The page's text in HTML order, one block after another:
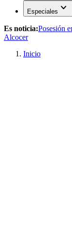
Especiales expand_more
Es noticia:Posesión
Alcocer
Inicio